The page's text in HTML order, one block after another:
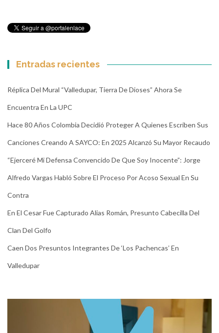
Entradas recientes
Réplica Del Mural “Valledupar, Tierra De Dioses” Ahora Se
Encuentra En La UPC
Hace 80 Años Colombia Decidió Proteger A Quienes Escriben Sus
Canciones Creando A SAYCO: En 2025 Alcanzó Su Mayor Recaudo
“Ejerceré Mi Defensa Convencido De Que Soy Inocente”: Jorge
Alfredo Vargas Habló Sobre El Proceso Por Acoso Sexual En Su
Contra
En El Cesar Fue Capturado Alias Román, Presunto Cabecilla Del
Clan Del Golfo
Caen Dos Presuntos Integrantes De ‘Los Pachencas’ En
Valledupar